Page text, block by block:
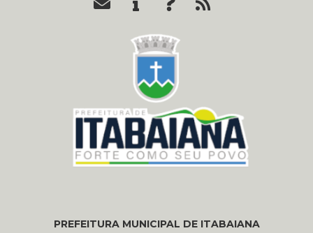
PREFEITURA MUNICIPAL DE ITABAIANA